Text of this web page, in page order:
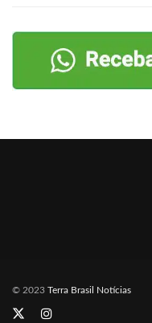
© 2023 Terra Brasil Notícias